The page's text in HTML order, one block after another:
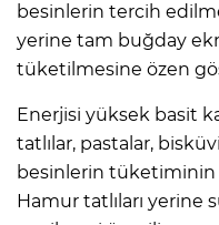
besinlerin tercih
yerine tam buğday
tüketilmesine özen
Enerjisi yüksek basit
tatlılar, pastalar,
besinlerin tüketiminin
Hamur tatlıları yerine